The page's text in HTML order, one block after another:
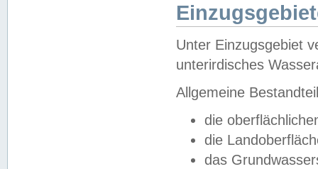
Unter Einzugsgebiet
unterirdisches
Allgemeine
die
die
das